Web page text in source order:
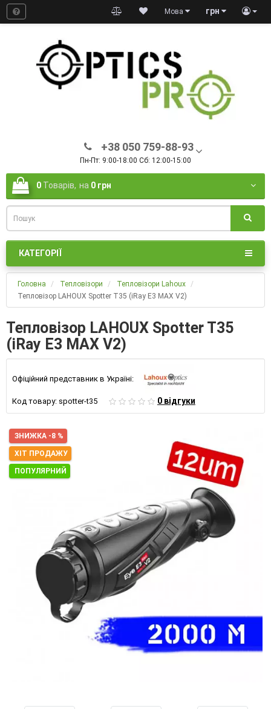
грн
Мова
+38 050 759-88-93
Пн-Пт: 9:00-18:00 Сб: 12:00-15:00
0 Товарів, на 0 грн
КАТЕГОРІЇ
Головна Тепловізори
Тепловізори Lahoux
Тепловізор LAHOUX Spotter T35 (iRay E3 MAX V2)
Тепловізор LAHOUX Spotter T35
(iRay E3 MAX V2)
Офіційний представник в Україні:
Код товару: spotter-t35 0 відгуки
ЗНИЖКА -8 %
ХІТ ПРОДАЖУ
ПОПУЛЯРНИЙ